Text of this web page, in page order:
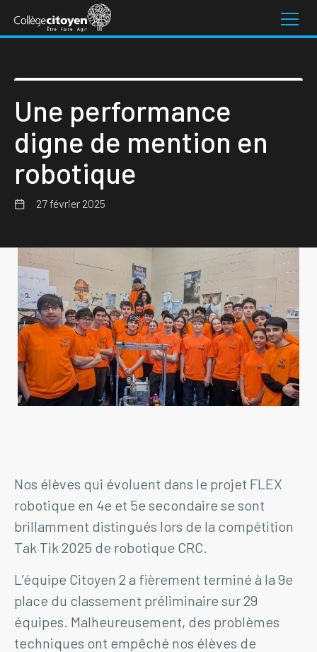
Une performance
digne de mention en
robotique
27 février 2025
Nos élèves qui évoluent dans le projet FLEX
robotique en 4e et 5e secondaire se sont
brillamment distingués lors de la compétition
Tak Tik 2025 de robotique CRC.
L’équipe Citoyen 2 a fièrement terminé à la 9e
place du classement préliminaire sur 29
équipes. Malheureusement, des problèmes
techniques ont empêché nos élèves de